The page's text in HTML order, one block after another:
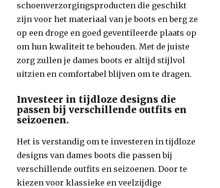
schoenverzorgingsproducten die geschikt
zijn voor het materiaal van je boots en berg ze
op een droge en goed geventileerde plaats op
om hun kwaliteit te behouden. Met de juiste
zorg zullen je dames boots er altijd stijlvol
uitzien en comfortabel blijven om te dragen.
Investeer in tijdloze designs die
passen bij verschillende outfits en
seizoenen.
Het is verstandig om te investeren in tijdloze
designs van dames boots die passen bij
verschillende outfits en seizoenen. Door te
kiezen voor klassieke en veelzijdige